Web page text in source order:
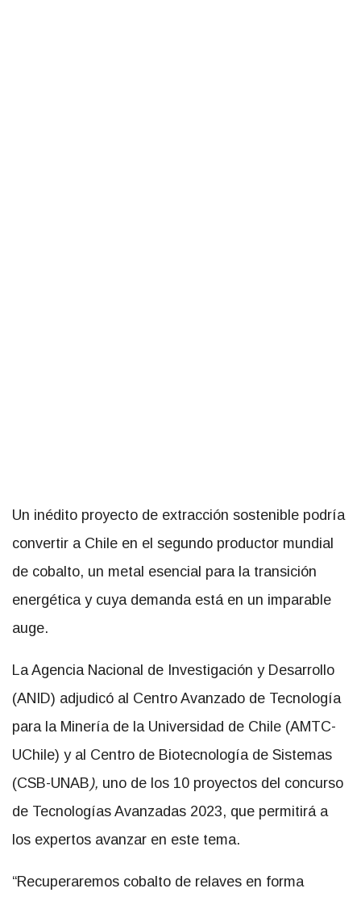
Un inédito proyecto de extracción sostenible podría
convertir a Chile en el segundo productor mundial
de cobalto, un metal esencial para la transición
energética y cuya demanda está en un imparable
auge.
La Agencia Nacional de Investigación y Desarrollo
(ANID) adjudicó al Centro Avanzado de Tecnología
para la Minería de la Universidad de Chile (AMTC-
UChile) y al Centro de Biotecnología de Sistemas
(CSB-UNAB), uno de los 10 proyectos del concurso
de Tecnologías Avanzadas 2023, que permitirá a
los expertos avanzar en este tema.
“Recuperaremos cobalto de relaves en forma